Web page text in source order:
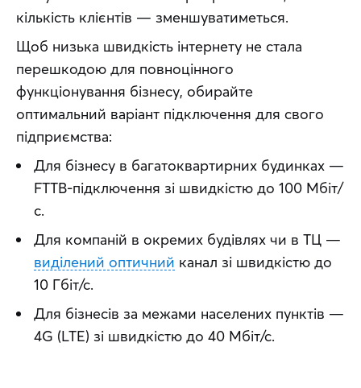
кількість клієнтів — зменшуватиметься.
Щоб низька швидкість інтернету не стала
перешкодою для повноцінного
функціонування бізнесу, обирайте
оптимальний варіант підключення для свого
підприємства:
Для бізнесу в багатоквартирних будинках —
FTTB-підключення зі швидкістю до 100 Мбіт/
с.
Для компаній в окремих будівлях чи в ТЦ —
виділений оптичний канал зі швидкістю до
10 Гбіт/с.
Для бізнесів за межами населених пунктів —
4G (LTE) зі швидкістю до 40 Мбіт/с.